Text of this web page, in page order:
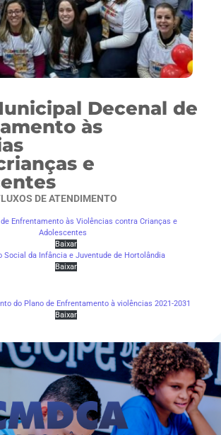
Decenal de
às
e
DE ATENDIMENTO
de Enfrentamento às Violências contra Crianças e
Adolescentes
Baixar
Social da Infância e Juventude de Hortolândia
Baixar
do Plano de Enfrentamento à violências 2021-2031
Baixar